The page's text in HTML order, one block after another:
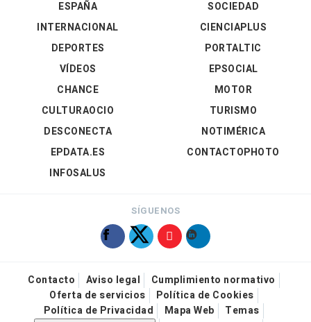
ESPAÑA
INTERNACIONAL
DEPORTES
VÍDEOS
SOCIEDAD
CIENCIAPLUS
PORTALTIC
EPSOCIAL
CHANCE
CULTURAOCIO
DESCONECTA
EPDATA.ES
INFOSALUS
MOTOR
TURISMO
NOTIMÉRICA
CONTACTOPHOTO
SÍGUENOS
Contacto Aviso legal
Cumplimiento normativo
Oferta de servicios
Política de Cookies
Política de Privacidad
Mapa Web
Temas